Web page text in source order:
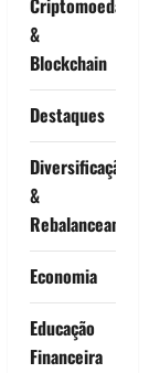
&
Blockchain
Destaques
Diversificação
&
Economia
Educação
Financeira